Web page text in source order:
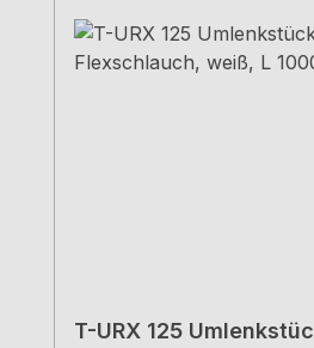
T-URX 125